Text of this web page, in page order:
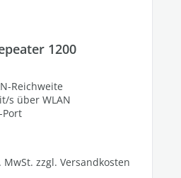
1200
Reichweite
s über WLAN
Port
MwSt. zzgl. Versandkosten